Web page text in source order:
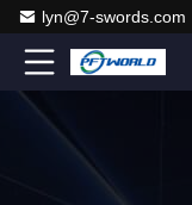
lyn@7-swords.com